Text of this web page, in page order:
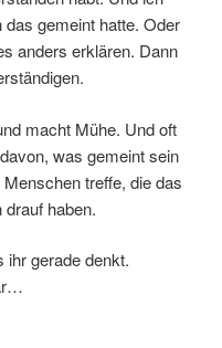
gemeint hatte. Oder
anders erklären. Dann
macht Mühe. Und oft
was gemeint sein
treffe, die das
haben.
ihr gerade denkt.